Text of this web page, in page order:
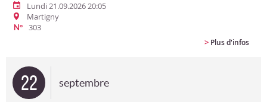
Lundi 21.09.2026 20:05
Martigny
N°
303
> Plus d'infos
22 septembre